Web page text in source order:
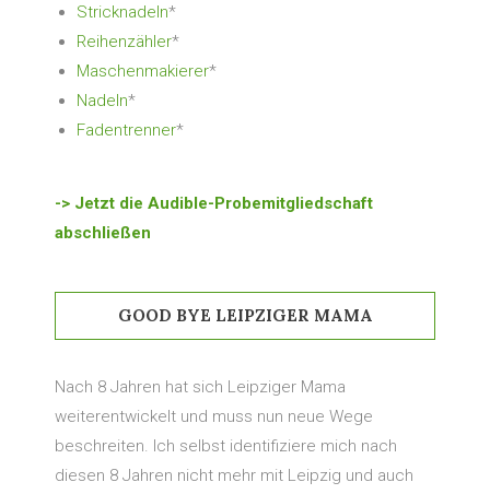
Stricknadeln*
Reihenzähler*
Maschenmakierer*
Nadeln*
Fadentrenner*
-> Jetzt die Audible-Probemitgliedschaft
abschließen
GOOD BYE LEIPZIGER MAMA
Nach 8 Jahren hat sich Leipziger Mama
weiterentwickelt und muss nun neue Wege
beschreiten. Ich selbst identifiziere mich nach
diesen 8 Jahren nicht mehr mit Leipzig und auch